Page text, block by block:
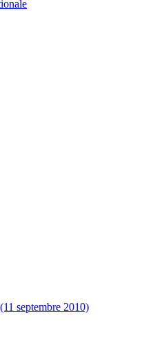
septembre 2010)